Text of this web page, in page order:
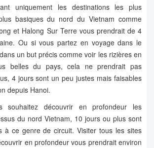
uniquement les destinations les plus
basiques du nord du Vietnam comme
et Halong Sur Terre vous prendrait de 4
Ou si vous partez en voyage dans le
un but précis comme voir les rizières en
belles du pays, cela ne prendrait pas
4 jours sont un peu justes mais faisables
depuis Hanoi.
souhaitez découvrir en profondeur les
du nord Vietnam, 10 jours ou plus sont
à ce genre de circuit. Visiter tous les sites
en profondeur vous prendrait environ